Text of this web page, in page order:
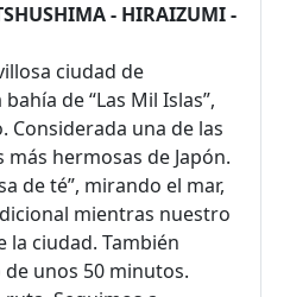
- HIRAIZUMI -
ciudad de
de “Las Mil Islas”,
Considerada una de las
hermosas de Japón.
de té”, mirando el mar,
mientras nuestro
la ciudad. También
unos 50 minutos.